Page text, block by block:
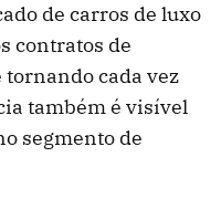
de carros de luxo
contratos de
cada vez
também é visível
segmento de